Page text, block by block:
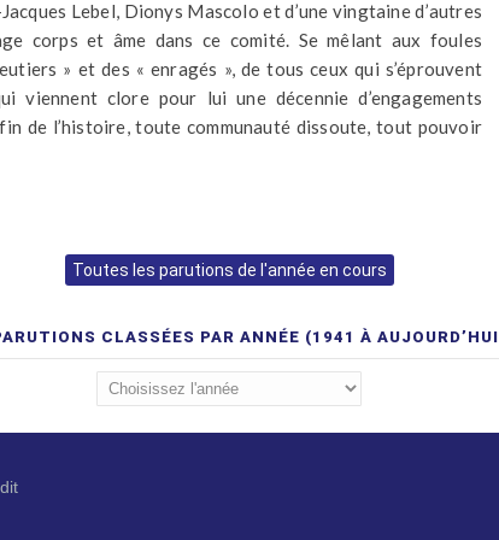
Lebel, Dionys Mascolo et d’une vingtaine d’autres
corps et âme dans ce comité. Se mêlant aux foules
» et des « enragés », de tous ceux qui s’éprouvent
viennent clore pour lui une décennie d’engagements
de l’histoire, toute communauté dissoute, tout pouvoir
Toutes les parutions de l'année en cours
CLASSÉES PAR ANNÉE (1941 À